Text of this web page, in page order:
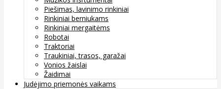
Piešimas, lavinimo rinkiniai
Rinkiniai berniukams
Rinkiniai mergaitėms
Robotai
Traktoriai
Traukiniai, trasos, garažai
Vonios žaislai
Žaidimai
Judėjimo priemonės vaikams